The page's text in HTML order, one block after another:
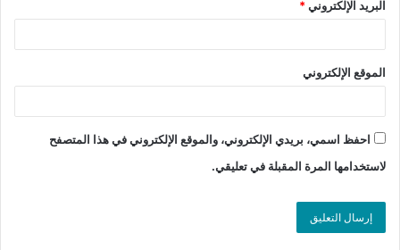
البريد الإلكتروني*
الموقع الإلكتروني
احفظ اسمي، بريدي الإلكتروني، والموقع الإلكتروني في هذا المتصفح
لاستخدامها المرة المقبلة في تعليقي.